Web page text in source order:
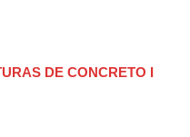
DE CONCRETO I